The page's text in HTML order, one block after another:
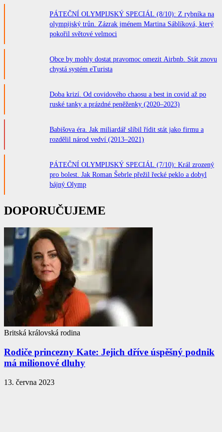
PÁTEČNÍ OLYMPIJSKÝ SPECIÁL (8/10): Z rybníka na
olympijský trůn. Zázrak jménem Martina Sáblíková, který
pokořil světové velmoci
Obce by mohly dostat pravomoc omezit Airbnb. Stát znovu
chystá systém eTurista
Doba krizí. Od covidového chaosu a best in covid až po
ruské tanky a prázdné peněženky (2020–2023)
Babišova éra. Jak miliardář slíbil řídit stát jako firmu a
rozdělil národ vedví (2013–2021)
PÁTEČNÍ OLYMPIJSKÝ SPECIÁL (7/10): Král zrozený
pro bolest. Jak Roman Šebrle přežil řecké peklo a dobyl
bájný Olymp
DOPORUČUJEME
Britská královská rodina
Rodiče princezny Kate: Jejich dříve úspěšný podnik
má milionové dluhy
13. června 2023